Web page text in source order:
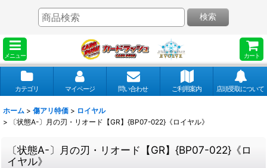
メニュー カート
検索
カテゴリ マイページ 問い合わせ ご利用案内 店頭受取について
ホーム > 傷アリ特価 > ロイヤル
>
〔状態A-〕月の刃・リオード【GR】{BP07-022}《ロイヤル》
〔状態A-〕月の刃・リオード【GR】{BP07-022}《ロ
イヤル》